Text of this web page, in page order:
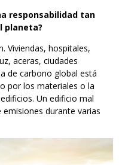
responsabilidad tan
planeta?
Viviendas, hospitales,
aceras, ciudades
de carbono global está
por los materiales o la
Un edificio mal
durante varias